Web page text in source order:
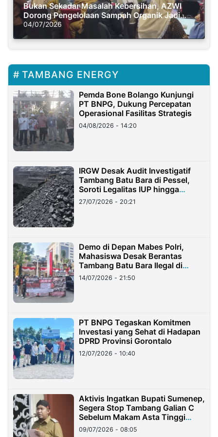
Bukan Sekadar Masalah Kebersihan, AZWI
Dorong Pengelolaan Sampah Organik Jadi
Solusi Krisis Iklim
04/07/2026
TAMBANG ENERGY
Pemda Bone Bolango Kunjungi
PT BNPG, Dukung Percepatan
Operasional Fasilitas Strategis
04/08/2026 - 14:20
IRGW Desak Audit Investigatif
Tambang Batu Bara di Pessel,
Soroti Legalitas IUP hingga
Stockpile
27/07/2026 - 20:21
Demo di Depan Mabes Polri,
Mahasiswa Desak Berantas
Tambang Batu Bara Ilegal di
Lampung
14/07/2026 - 21:50
PT BNPG Tegaskan Komitmen
Investasi yang Sehat di Hadapan
DPRD Provinsi Gorontalo
12/07/2026 - 10:40
Aktivis Ingatkan Bupati Sumenep,
Segera Stop Tambang Galian C
Sebelum Makam Asta Tinggi
Longsor
09/07/2026 - 08:05